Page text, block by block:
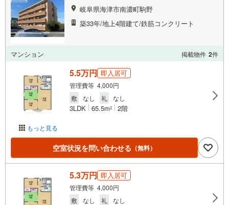
岐阜県海津市南濃町駒野
築33年/地上4階建て/鉄筋コンクリート
マンション 掲載物件 2件
もっと見る
5.5万円 即入居可
管理費等 4,000円
敷
なし 礼 なし
3LDK 65.5m2 2階
空室状況を問い合わせる （無料）
5.3万円 即入居可
管理費等 4,000円
敷
なし 礼 なし